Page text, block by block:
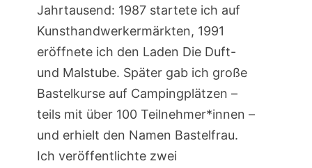
Jahrtausend: 1987 startete ich auf
Kunsthandwerkermärkten, 1991
eröffnete ich den Laden Die Duft-
und Malstube. Später gab ich große
Bastelkurse auf Campingplätzen –
teils mit über 100 Teilnehmer*innen –
und erhielt den Namen Bastelfrau.
Ich veröffentlichte zwei